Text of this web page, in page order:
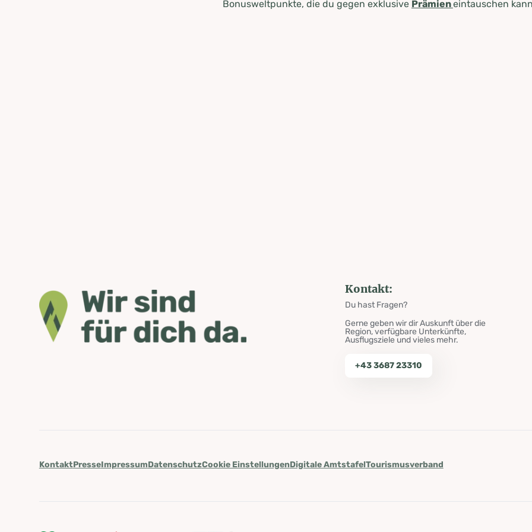
Bonusweltpunkte, die du gegen exklusive Prämieneintauschen
Kontakt:
Du hast Fragen?
Gerne geben wir dir Auskunft über die
Region, verfügbare Unterkünfte,
Ausflugsziele und vieles mehr.
+43 3687 23310
KontaktPresseImpressumDatenschutzCookie EinstellungenDigitale AmtstafelTourismusverband